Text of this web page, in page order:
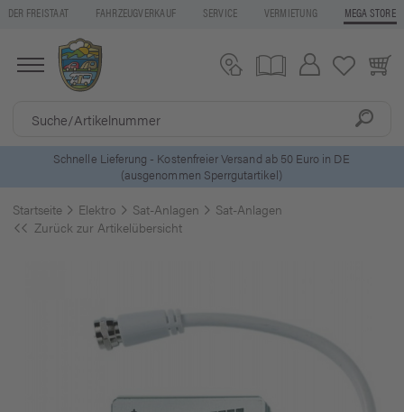
DER FREISTAAT FAHRZEUGVERKAUF SERVICE VERMIETUNG MEGA STORE
Schnelle Lieferung - Kostenfreier Versand ab 50 Euro in DE
(ausgenommen Sperrgutartikel)
Startseite Elektro Sat-Anlagen
Sat-Anlagen
Zurück zur Artikelübersicht